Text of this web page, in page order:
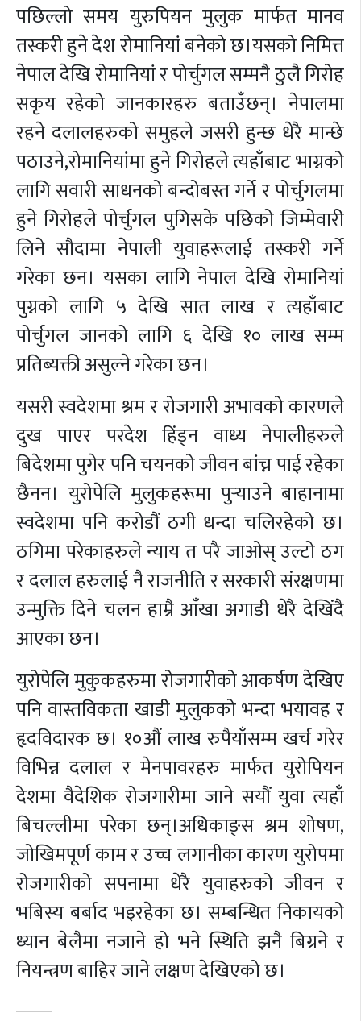
पछिल्लो समय युरुपियन मुलुक मार्फत मानव
तस्करी हुने देश रोमानियां बनेको छ।यसको निमित्त
नेपाल देखि रोमानियां र पोर्चुगल सम्मनै ठुलै गिरोह
सकृय रहेको जानकारहरु बताउँछन्। नेपालमा
रहने दलालहरुको समुहले जसरी हुन्छ धेरै मान्छे
पठाउने,रोमानियांमा हुने गिरोहले त्यहाँबाट भाग्नको
लागि सवारी साधनको बन्दोबस्त गर्ने र पोर्चुगलमा
हुने गिरोहले पोर्चुगल पुगिसके पछिको जिम्मेवारी
लिने सौदामा नेपाली युवाहरूलाई तस्करी गर्ने
गरेका छन। यसका लागि नेपाल देखि रोमानियां
पुग्नको लागि ५ देखि सात लाख र त्यहाँबाट
पोर्चुगल जानको लागि ६ देखि १० लाख सम्म
प्रतिब्यक्ती असुल्ने गरेका छन।
यसरी स्वदेशमा श्रम र रोजगारी अभावको कारणले
दुख पाएर परदेश हिंड्न वाध्य नेपालीहरुले
बिदेशमा पुगेर पनि चयनको जीवन बांच्न पाई रहेका
छैनन। युरोपेलि मुलुकहरूमा पुर्‍याउने बाहानामा
स्वदेशमा पनि करोडौं ठगी धन्दा चलिरहेको छ।
ठगिमा परेकाहरुले न्याय त परै जाओस् उल्टो ठग
र दलाल हरुलाई नै राजनीति र सरकारी संरक्षणमा
उन्मुक्ति दिने चलन हाम्रै आँखा अगाडी धेरै देखिंदै
आएका छन।
युरोपेलि मुकुकहरुमा रोजगारीको आकर्षण देखिए
पनि वास्तविकता खाडी मुलुकको भन्दा भयावह र
हृदविदारक छ। १०औं लाख रुपैयाँसम्म खर्च गरेर
विभिन्न दलाल र मेनपावरहरु मार्फत युरोपियन
देशमा वैदेशिक रोजगारीमा जाने सयौं युवा त्यहाँ
बिचल्लीमा परेका छन्।अधिकाङ्स श्रम शोषण,
जोखिमपूर्ण काम र उच्च लगानीका कारण युरोपमा
रोजगारीको सपनामा धेरै युवाहरुको जीवन र
भबिस्य बर्बाद भइरहेका छ। सम्बन्धित निकायको
ध्यान बेलैमा नजाने हो भने स्थिति झनै बिग्रने र
नियन्त्रण बाहिर जाने लक्षण देखिएको छ।